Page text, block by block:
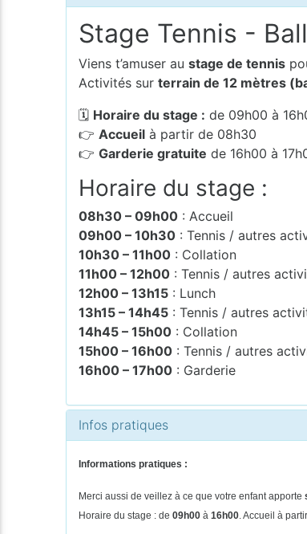
Stage Tennis -
Viens t’amuser austage de tennis
Activités surterrain de 12 mètres
🗓 Horaire du stage : de 09h00 à
👉 Accueil à partir de 08h30
👉Garderie gratuite de 16h00 à
Horaire du stage :
08h30 – 09h00 : Accueil
09h00 – 10h30 : Tennis / autres
10h30 – 11h00 : Collation
11h00 – 12h00 : Tennis / autres
12h00 – 13h15 : Lunch
13h15 – 14h45 : Tennis / autres
14h45 – 15h00 : Collation
15h00 – 16h00 : Tennis / autres
16h00 – 17h00 : Garderie
Infos pratiques
Informations pratiques :
Merci aussi de veillez à ce que votre enfant apporte
Horaire du stage : de09h00à16h00 . Accueil à